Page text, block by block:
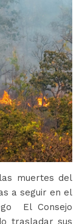
muertes del
a seguir en el
El Consejo
trasladar sus